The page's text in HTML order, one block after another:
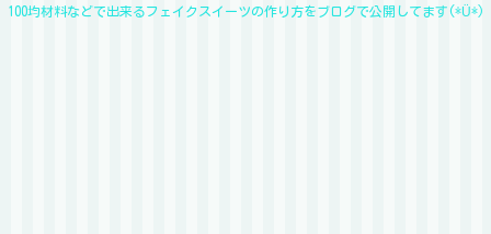
100均材料などで出来るフェイクスイーツの作り方をブログで公開してます(*Ü*)